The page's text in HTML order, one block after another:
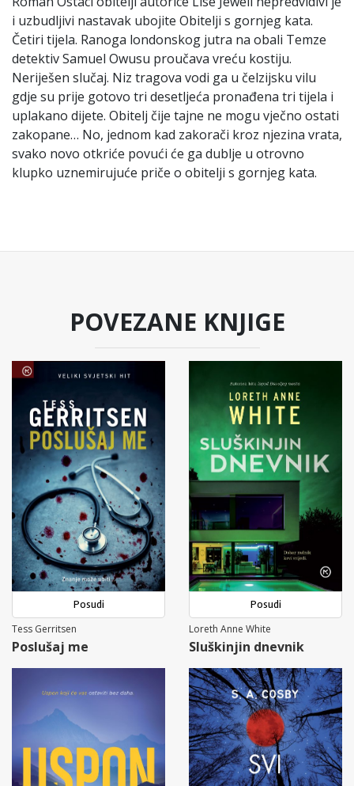
i uzbudljivi nastavak ubojite Obitelji s gornjeg kata.
Četiri tijela. Ranoga londonskog jutra na obali Temze
detektiv Samuel Owusu proučava vreću kostiju.
Neriješen slučaj. Niz tragova vodi ga u čelzijsku vilu
gdje su prije gotovo tri desetljeća pronađena tri tijela i
uplakano dijete. Obitelj čije tajne ne mogu vječno ostati
zakopane… No, jednom kad zakorači kroz njezina vrata,
svako novo otkriće povući će ga dublje u otrovno
klupko uznemirujuće priče o obitelji s gornjeg kata.
POVEZANE KNJIGE
Posudi
Tess Gerritsen
Poslušaj me
Posudi
Loreth Anne White
Sluškinjin dnevnik